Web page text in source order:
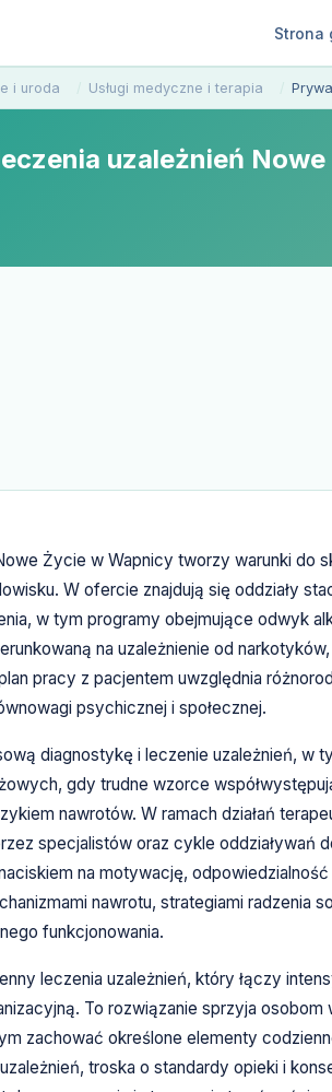
Strona
i uroda Usługi medyczne i terapia
uzależnień
Życie w Wapnicy tworzy warunki do
W ofercie znajdują się oddziały
w tym programy obejmujące odwyk
na uzależnienie od
pracy z pacjentem uwzględnia
psychicznej i społecznej.
diagnostykę i leczenie uzależnień, w
gdy trudne wzorce
nawrotów. W ramach działań
specjalistów oraz cykle oddziaływań
na motywację, odpowiedzialność
nawrotu, strategiami radzenia
funkcjonowania.
leczenia uzależnień, który łączy
To rozwiązanie sprzyja osobom
zachować określone elementy
troska o standardy opieki i